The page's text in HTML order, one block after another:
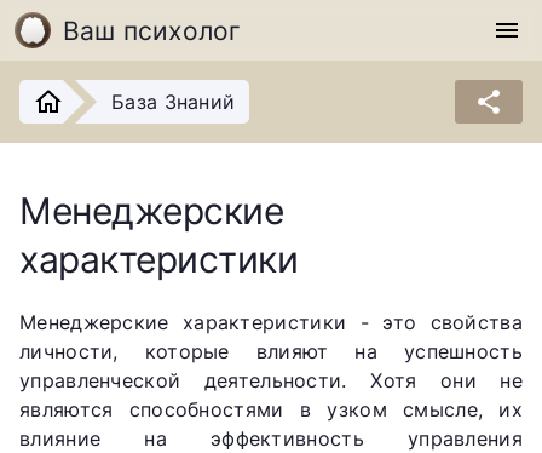
Ваш психолог menu
База Знаний share
Менеджерские
характеристики
Менеджерские характеристики - это свойства
личности, которые влияют на успешность
управленческой деятельности. Хотя они не
являются способностями в узком смысле, их
влияние на эффективность управления